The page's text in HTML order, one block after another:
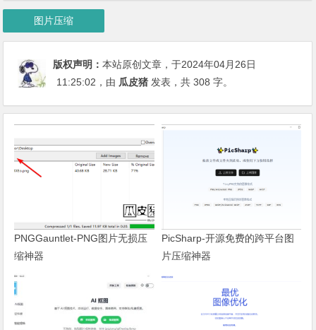
图片压缩
版权声明：本站原创文章，于2024年04月26日
11:25:02 ，由 瓜皮猪 发表，共 308 字。
PNGGauntlet-PNG图片无损压
缩神器
PicSharp-开源免费的跨平台图
片压缩神器